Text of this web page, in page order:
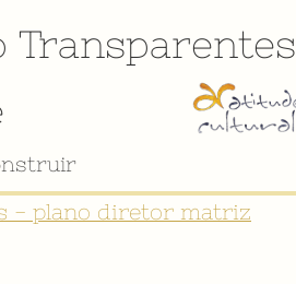
Transparentes
- plano diretor matriz